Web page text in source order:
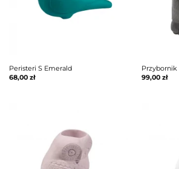
Peristeri S Emerald
68,00 zł
Przybornik
99,00 zł